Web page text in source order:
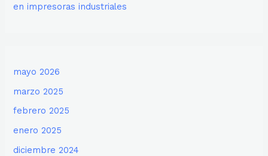
en impresoras industriales
mayo 2026
marzo 2025
febrero 2025
enero 2025
diciembre 2024